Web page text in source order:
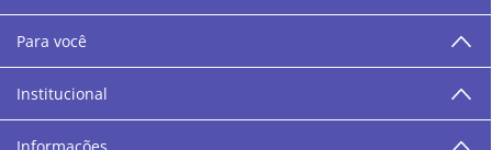
área de beleza. São 12 centros técnicos que oferecem
programação semanal de cursos e encontros.
“O varejo corre nas nossas veias como nossos valores
humanos, éticos e morais. E que o branco e o azul anil,
Para você
Institucional